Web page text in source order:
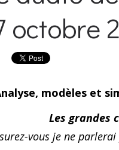
octobre
modèles et
Les grandes
vous je ne